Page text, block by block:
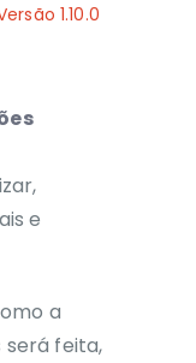
1.10.0
e
a
feita,